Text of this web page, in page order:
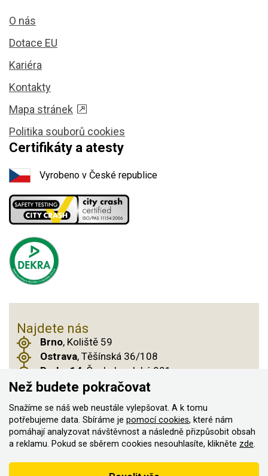
O nás
Dotace EU
Kariéra
Kontakty
Mapa stránek
Politika souborů cookies
Certifikáty a atesty
Vyrobeno v České republice
Najdete nás
Brno, Koliště 59
Ostrava, Těšínská 36/108
Praha 14, Českobrodská 901
© 2011–2026 ASN Hakr Brno. Všechna práva
vyhrazena
Vytvořilo
Než budete pokračovat
Snažíme se náš web neustále vylepšovat. A k tomu
potřebujeme data. Sbíráme je pomocí cookies, které nám
pomáhají analyzovat návštěvnost a následně přizpůsobit obsah
a reklamu. Pokud se sběrem cookies nesouhlasíte, klikněte zde.